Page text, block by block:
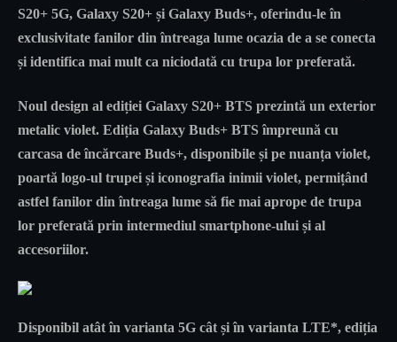
S20+ 5G, Galaxy S20+ și Galaxy Buds+, oferindu-le în
exclusivitate fanilor din întreaga lume ocazia de a se conecta
și identifica mai mult ca niciodată cu trupa lor preferată.
Noul design al ediției Galaxy S20+ BTS prezintă un exterior
metalic violet. Ediția Galaxy Buds+ BTS împreună cu
carcasa de încărcare Buds+, disponibile și pe nuanța violet,
poartă logo-ul trupei și iconografia inimii violet, permițând
astfel fanilor din întreaga lume să fie mai aprope de trupa
lor preferată prin intermediul smartphone-ului și al
accesoriilor.
Disponibil atât în ​​varianta 5G cât și în varianta LTE*, ediția